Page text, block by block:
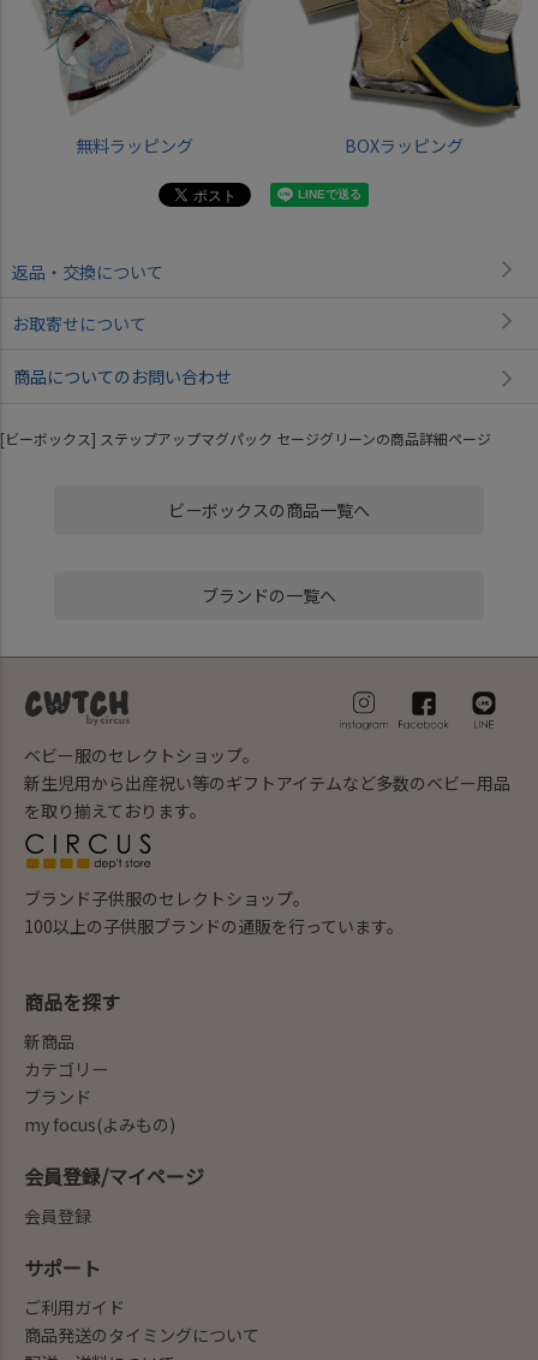
無料ラッピング BOXラッピング
返品・交換について
お取寄せについて
商品についてのお問い合わせ
[ビーボックス] ステップアップマグパック セージグリーンの商品詳細ページ
ビーボックスの商品一覧へ
ブランドの一覧へ
ベビー服のセレクトショップ。
新生児用から出産祝い等のギフトアイテムなど多数のベビー用品
を取り揃えております。
ブランド子供服のセレクトショップ。
100以上の子供服ブランドの通販を行っています。
商品を探す
新商品
カテゴリー
ブランド
my focus(よみもの)
会員登録/マイページ
会員登録
サポート
ご利用ガイド
商品発送のタイミングについて